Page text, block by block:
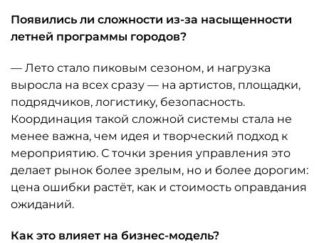
Появились ли сложности из-за насыщенности
летней программы городов?
— Лето стало пиковым сезоном, и нагрузка
выросла на всех сразу — на артистов, площадки,
подрядчиков, логистику, безопасность.
Координация такой сложной системы стала не
менее важна, чем идея и творческий подход к
мероприятию. С точки зрения управления это
делает рынок более зрелым, но и более дорогим:
цена ошибки растёт, как и стоимость оправдания
ожиданий.
Как это влияет на бизнес-модель?